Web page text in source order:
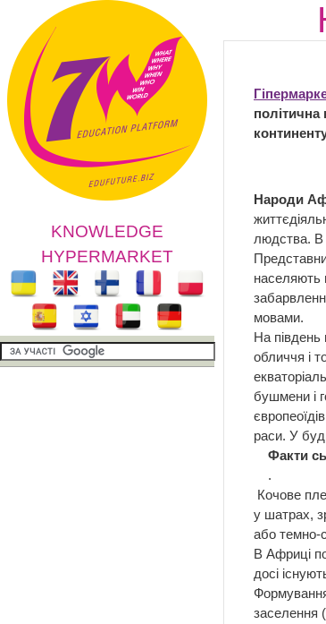
KNOWLEDGE
HYPERMARKET
політична
Народи
людства. В
населяють
мовами.
На південь
обличчя і
бушмени і
раси. У
Факти
.
Кочове
у шатрах,
або темно-
В Африці
досі
заселення